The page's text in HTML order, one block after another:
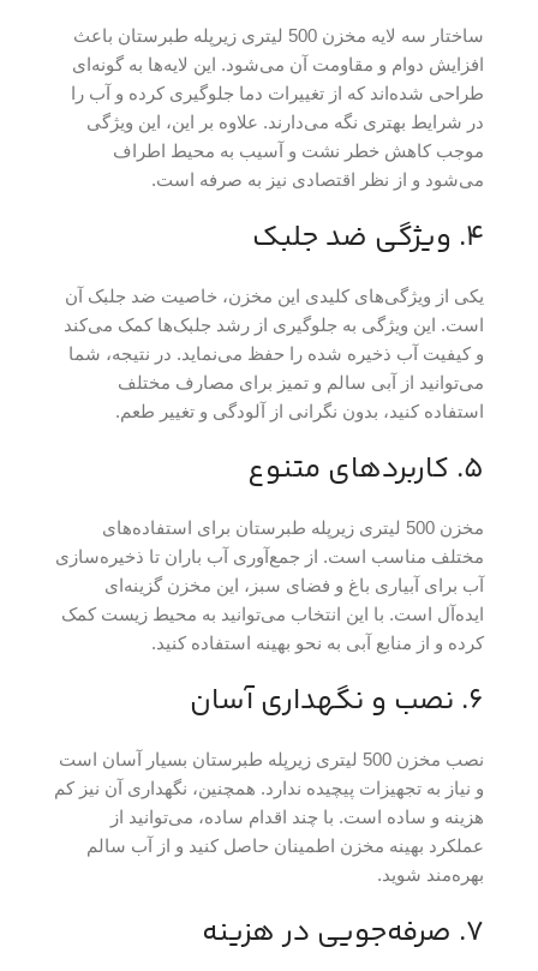
ساختار سه لایه مخزن 500 لیتری زیرپله طبرستان باعث
افزایش دوام و مقاومت آن می‌شود. این لایه‌ها به گونه‌ای
طراحی شده‌اند که از تغییرات دما جلوگیری کرده و آب را
در شرایط بهتری نگه می‌دارند. علاوه بر این، این ویژگی
موجب کاهش خطر نشت و آسیب به محیط اطراف
می‌شود و از نظر اقتصادی نیز به صرفه است.
4. ویژگی ضد جلبک
یکی از ویژگی‌های کلیدی این مخزن، خاصیت ضد جلبک آن
است. این ویژگی به جلوگیری از رشد جلبک‌ها کمک می‌کند
و کیفیت آب ذخیره شده را حفظ می‌نماید. در نتیجه، شما
می‌توانید از آبی سالم و تمیز برای مصارف مختلف
استفاده کنید، بدون نگرانی از آلودگی و تغییر طعم.
5. کاربردهای متنوع
مخزن 500 لیتری زیرپله طبرستان برای استفاده‌های
مختلف مناسب است. از جمع‌آوری آب باران تا ذخیره‌سازی
آب برای آبیاری باغ و فضای سبز، این مخزن گزینه‌ای
ایده‌آل است. با این انتخاب می‌توانید به محیط زیست کمک
کرده و از منابع آبی به نحو بهینه استفاده کنید.
6. نصب و نگهداری آسان
نصب مخزن 500 لیتری زیرپله طبرستان بسیار آسان است
و نیاز به تجهیزات پیچیده ندارد. همچنین، نگهداری آن نیز کم
هزینه و ساده است. با چند اقدام ساده، می‌توانید از
عملکرد بهینه مخزن اطمینان حاصل کنید و از آب سالم
بهره‌مند شوید.
7. صرفه‌جویی در هزینه